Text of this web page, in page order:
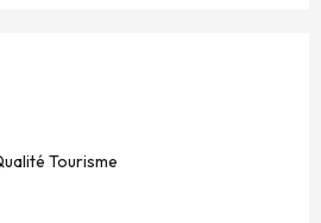
Tourisme